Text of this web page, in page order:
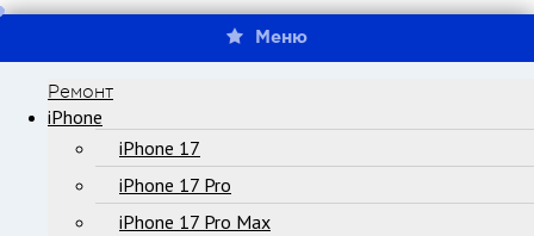
Меню
Ремонт
iPhone
iPhone 17
iPhone 17 Pro
iPhone 17 Pro Max